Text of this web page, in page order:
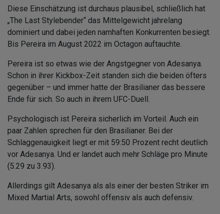
Diese Einschätzung ist durchaus plausibel, schließlich hat
„The Last Stylebender“ das Mittelgewicht jahrelang
dominiert und dabei jeden namhaften Konkurrenten besiegt.
Bis Pereira im August 2022 im Octagon auftauchte.
Pereira ist so etwas wie der Angstgegner von Adesanya.
Schon in ihrer Kickbox-Zeit standen sich die beiden öfters
gegenüber – und immer hatte der Brasilianer das bessere
Ende für sich. So auch in ihrem UFC-Duell.
Psychologisch ist Pereira sicherlich im Vorteil. Auch ein
paar Zahlen sprechen für den Brasilianer. Bei der
Schlaggenauigkeit liegt er mit 59:50 Prozent recht deutlich
vor Adesanya. Und er landet auch mehr Schläge pro Minute
(5.29 zu 3.93).
Allerdings gilt Adesanya als als einer der besten Striker im
Mixed Martial Arts, sowohl offensiv als auch defensiv.